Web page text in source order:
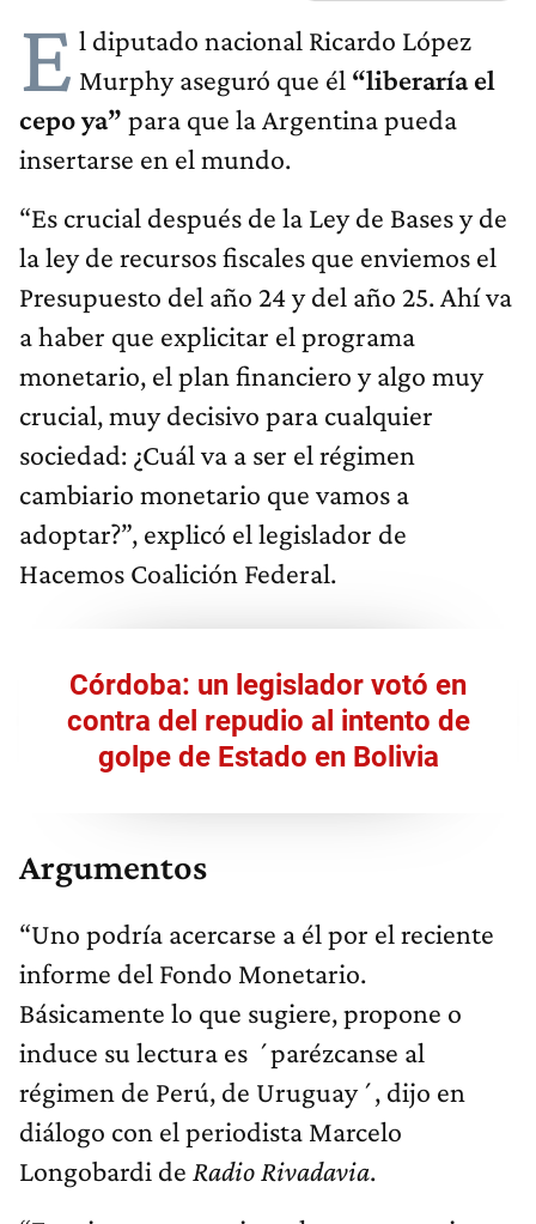
E l diputado nacional Ricardo López
Murphy aseguró que él “liberaría el
cepo ya” para que la Argentina pueda
insertarse en el mundo.
“Es crucial después de la Ley de Bases y de
la ley de recursos fiscales que enviemos el
Presupuesto del año 24 y del año 25. Ahí va
a haber que explicitar el programa
monetario, el plan financiero y algo muy
crucial, muy decisivo para cualquier
sociedad: ¿Cuál va a ser el régimen
cambiario monetario que vamos a
adoptar?”, explicó el legislador de
Hacemos Coalición Federal.
Córdoba: un legislador votó en
contra del repudio al intento de
golpe de Estado en Bolivia
Argumentos
“Uno podría acercarse a él por el reciente
informe del Fondo Monetario.
Básicamente lo que sugiere, propone o
induce su lectura es ´parézcanse al
régimen de Perú, de Uruguay´, dijo en
diálogo con el periodista Marcelo
Longobardi de Radio Rivadavia.